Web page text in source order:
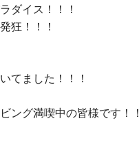
ダイス！！！
狂！！！
てました！！！
ング満喫中の皆様です！！